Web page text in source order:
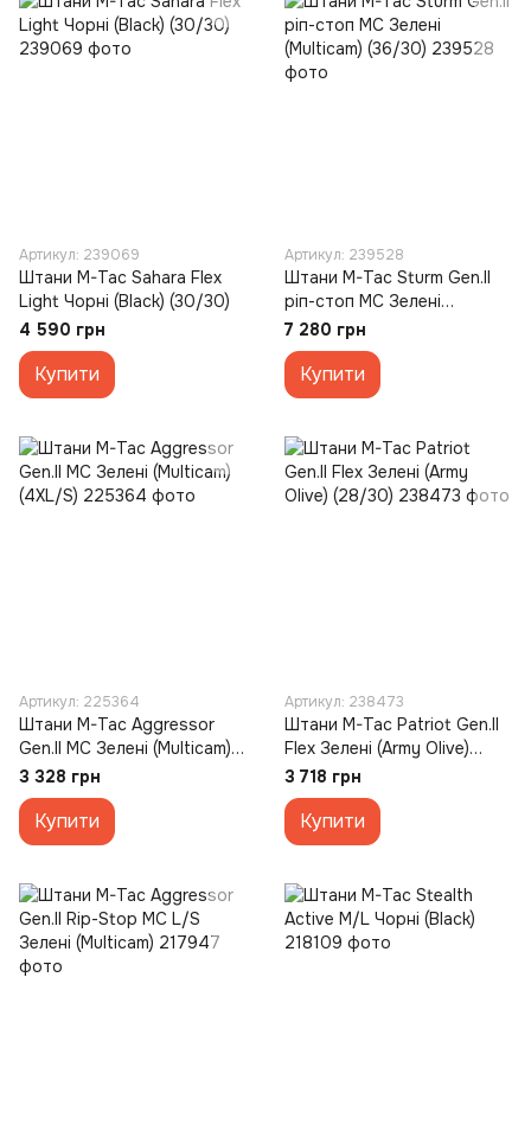
Артикул: 239069
Штани M-Tac Sahara Flex
Light Чорні (Black) (30/30)
4 590 грн
Купити
Артикул: 239528
Штани M-Tac Sturm Gen.II
ріп-стоп MC Зелені
(Multicam) (36/30)
7 280 грн
Купити
Артикул: 225364
Штани M-Tac Aggressor
Gen.II MC Зелені (Multicam)
(4XL/S)
3 328 грн
Купити
Артикул: 238473
Штани M-Tac Patriot Gen.II
Flex Зелені (Army Olive)
(28/30)
3 718 грн
Купити